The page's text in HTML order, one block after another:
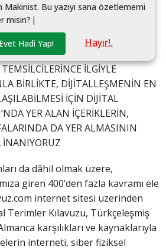
#
Makinist. Bu yazıyı sana özetlememi
r misin? |
Evet Hadi Yap! Hayır!.
YAKIN KAVRAMINI ÜÇ
TERİMLER KILAVUZU, TÜM
İLGİYLE
BİRLİKTE, DİJİTALLEŞMENİN EN
İÇİN DİJİTAL
YER ALAN İÇERİKLERİN,
DA YER ALMASININ
da dâhil olmak üzere,
giren 400’den fazla kavramı ele
internet sitesi üzerinden
Terimler Kılavuzu, Türkçeleşmiş
karşılıkları ve kaynaklarıyla
interneti, siber fiziksel